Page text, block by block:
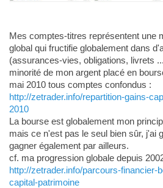
Mes comptes-titres représentent une
global qui fructifie globalement dans
(assurances-vies, obligations, livrets
minorité de mon argent placé en
mai 2010 tous comptes confondus :
http://zetrader.info/repartition-gains-
2010
La bourse est globalement mon
mais ce n'est pas le seul bien sûr, j'ai
gagner également par ailleurs.
cf. ma progression globale depuis
http://zetrader.info/parcours-financier-
capital-patrimoine